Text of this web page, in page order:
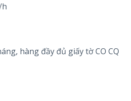
h
hàng đầy đủ giấy tờ CO CQ